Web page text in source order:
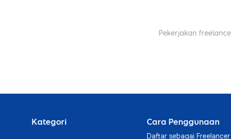
Pekerjakan
Kategori Cara Penggunaan
Daftar sebagai Freelancer